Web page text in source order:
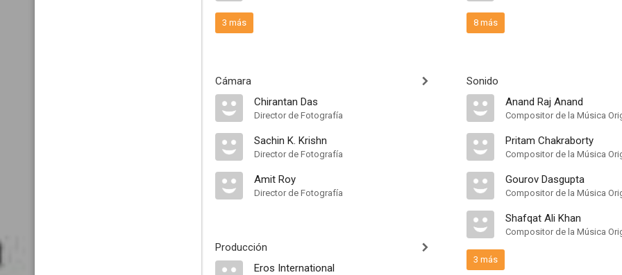
3 más
Cámara
Chirantan Das
Director de Fotografía
Sachin K. Krishn
Director de Fotografía
Amit Roy
Director de Fotografía
Producción
Eros International
8 más
Sonido
Anand Raj Anand
Compositor de la Música
Pritam Chakraborty
Compositor de la Música
Gourov Dasgupta
Compositor de la Música
Shafqat Ali Khan
Compositor de la Música
3 más